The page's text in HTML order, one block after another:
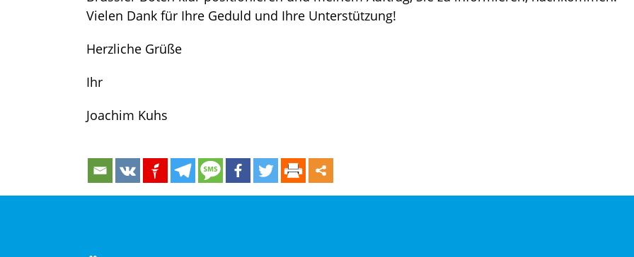
Vielen Dank für Ihre Geduld und Ihre Unterstützung!
Herzliche Grüße
Ihr
Joachim Kuhs